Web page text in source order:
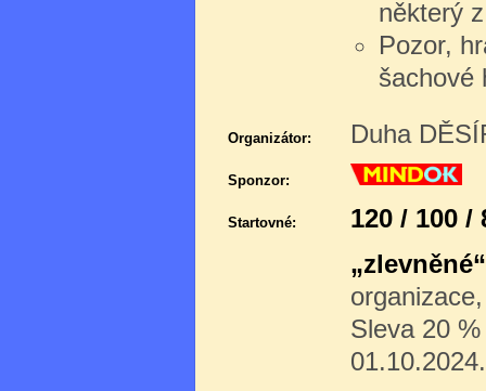
některý
Pozor,
šachové
Organizátor: Duha
Sponzor:
Startovné:
120 / 100 /
„zlevněné“
Sleva 20
01.10.2024.